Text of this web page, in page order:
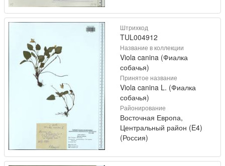
Штрихкод
TUL004912
Название в коллекции
Viola canina (Фиалка
собачья)
Принятое название
Viola canina L. (Фиалка
собачья)
Районирование
Восточная Европа,
Центральный район (E4)
(Россия)